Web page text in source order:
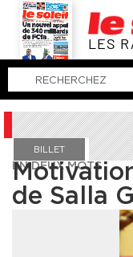
LES
BILLET
EN DEUX MOTS
de Salla